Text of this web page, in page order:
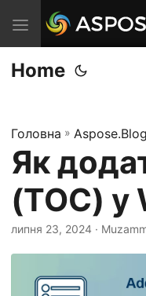
П
е
р
к
н
и
Home
Головна »
Як
(TOC) у
липня 23, 2024 ·